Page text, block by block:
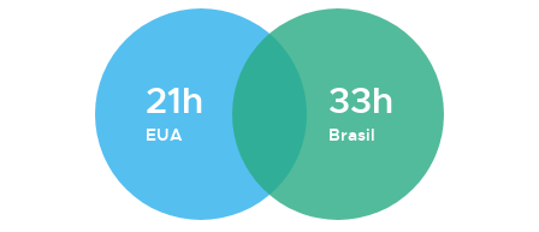
21h
EUA
33h
Brasil